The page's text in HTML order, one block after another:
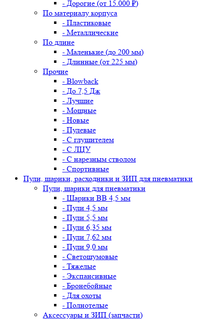
- Дорогие (от 15.000 ₽)
По материалу корпуса
- Пластиковые
- Металлические
По длине
- Маленькие (до 200 мм)
- Длинные (от 225 мм)
Прочие
- Blowback
- До 7,5 Дж
- Лучшие
- Мощные
- Новые
- Пулевые
- С глушителем
- С ЛЦУ
- С нарезным стволом
- Спортивные
Пули, шарики, расходники и ЗИП для пневматики
Пули, шарики для пневматики
- Шарики BB 4,5 мм
- Пули 4,5 мм
- Пули 5,5 мм
- Пули 6,35 мм
- Пули 7,62 мм
- Пули 9,0 мм
- Светошумовые
- Тяжелые
- Экспансивные
- Бронебойные
- Для охоты
- Полнотелые
Аксессуары и ЗИП (запчасти)